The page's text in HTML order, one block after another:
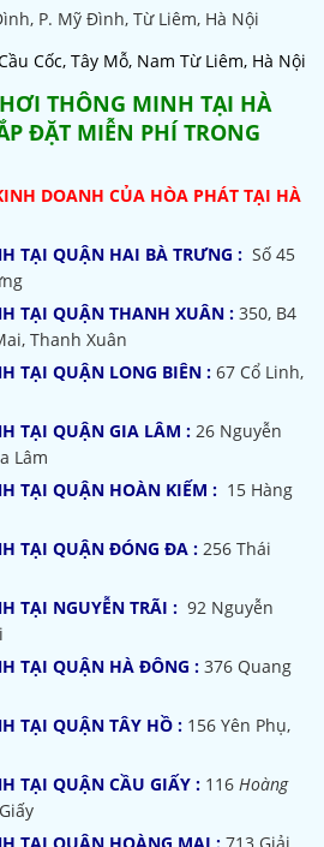
P. Mỹ Đình, Từ Liêm, Hà Nội
Cốc, Tây Mỗ, Nam Từ Liêm, Hà Nội
THÔNG MINH TẠI HÀ
ĐẶT MIỄN PHÍ TRONG
DOANH CỦA HÒA PHÁT TẠI HÀ
TẠI QUẬN HAI BÀ TRƯNG : Số 45
TẠI QUẬN THANH XUÂN : 350, B4
Thanh Xuân
TẠI QUẬN LONG BIÊN : 67 Cổ Linh,
TẠI QUẬN GIA LÂM : 26 Nguyễn
Lâm
TẠI QUẬN HOÀN KIẾM : 15 Hàng
TẠI QUẬN ĐÓNG ĐA : 256 Thái
TẠI NGUYỄN TRÃI : 92 Nguyễn
TẠI QUẬN HÀ ĐÔNG : 376 Quang
TẠI QUẬN TÂY HỒ : 156 Yên Phụ,
TẠI QUẬN CẦU GIẤY : 116 Hoàng
TẠI QUẬN HOÀNG MAI : 713 Giải